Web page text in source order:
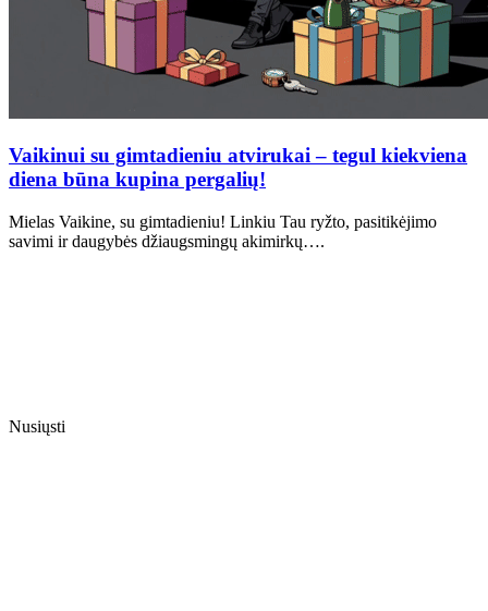
Vaikinui su gimtadieniu atvirukai – tegul kiekviena
diena būna kupina pergalių!
Mielas Vaikine, su gimtadieniu! Linkiu Tau ryžto, pasitikėjimo
savimi ir daugybės džiaugsmingų akimirkų….
Nusiųsti